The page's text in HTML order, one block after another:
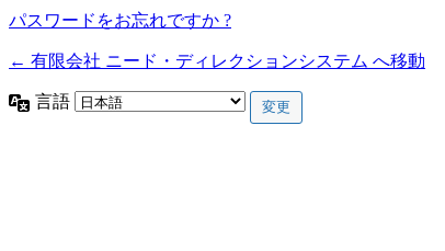
パスワードをお忘れですか ?
← 有限会社 ニード・ディレクションシステム へ移動
言語